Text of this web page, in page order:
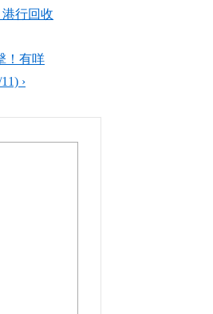
港行回收
！有咩
›